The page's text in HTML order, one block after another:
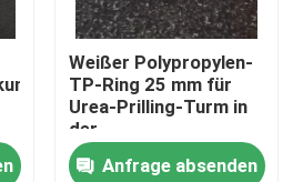
Weißer Polypropylen-
TP-Ring 25 mm für
Urea-Prilling-Turm in
der
Düngemittelindustrie
Anfrage absenden